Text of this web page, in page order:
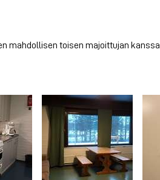
mahdollisen toisen majoittujan kanssa.